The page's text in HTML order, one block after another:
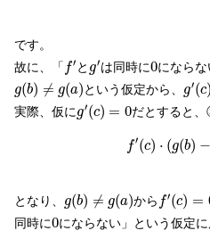
です。
故に、「 f′
′ と g′′は同時に0
0にならな
g(b) ≠ g(a)
(b) g a という仮定から、 g′(c)
g′(c)
実際、仮にg′(c) = 0
′(c ) だとすると、
f′(c) ⋅ (g(b) −
f′ (c ⋅( g( b
となり、 g(b) ≠ g(a)
(b) g a から f′(c) =
f′(c )=
同時に0
0にならない」という仮定に